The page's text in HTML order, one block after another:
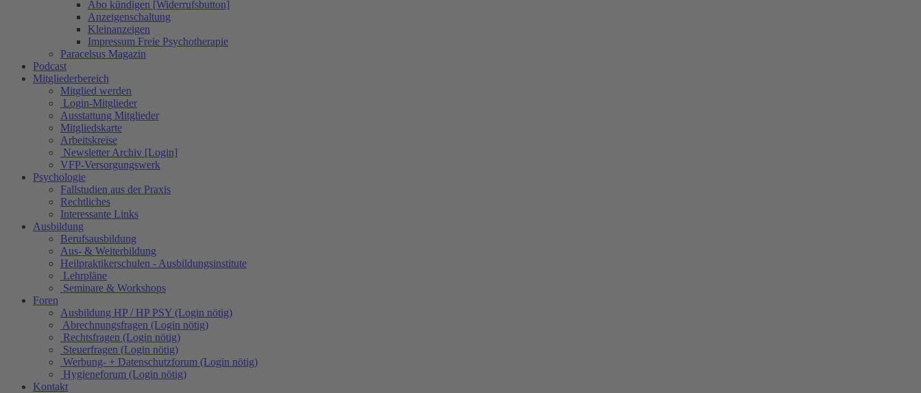
Abo kündigen [Widerrufsbutton]
Anzeigenschaltung
Kleinanzeigen
Impressum Freie Psychotherapie
Paracelsus Magazin
Podcast
Mitgliederbereich
Mitglied werden
Login-Mitglieder
Ausstattung Mitglieder
Mitgliedskarte
Arbeitskreise
Newsletter Archiv [Login]
VFP-Versorgungswerk
Psychologie
Fallstudien aus der Praxis
Rechtliches
Interessante Links
Ausbildung
Berufsausbildung
Aus- & Weiterbildung
Heilpraktikerschulen - Ausbildungsinstitute
Lehrpläne
Seminare & Workshops
Foren
Ausbildung HP / HP PSY (Login nötig)
Abrechnungsfragen (Login nötig)
Rechtsfragen (Login nötig)
Steuerfragen (Login nötig)
Werbung- + Datenschutzforum (Login nötig)
Hygieneforum (Login nötig)
Kontakt